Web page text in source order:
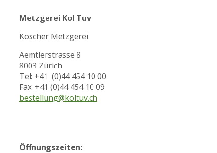
Metzgerei Kol Tuv
Koscher Metzgerei
Aemtlerstrasse 8
8003 Zürich
Tel: +41 (0)44 454 10 00
Fax: +41 (0)44 454 10 09
bestellung@koltuv.ch
Öffnungszeiten: